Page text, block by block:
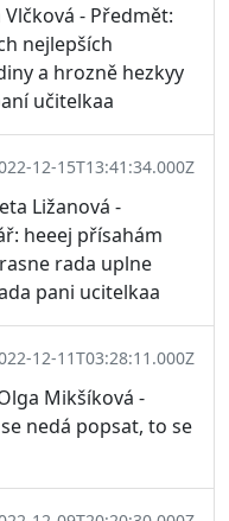
- Předmět:
nejlepších
a hrozně hezkyy
učitelkaa
12-15T13:41:34.000Z
Ližanová -
heeej přísahám
rada uplne
pani ucitelkaa
12-11T03:28:11.000Z
Mikšíková -
nedá popsat, to se